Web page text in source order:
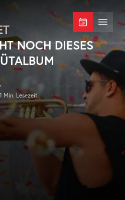
Menü
NOCH DIESES
1 Min. Lesezeit